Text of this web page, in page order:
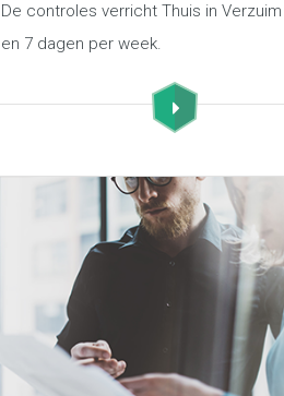
De controles verricht Thuis in
en 7 dagen per week.